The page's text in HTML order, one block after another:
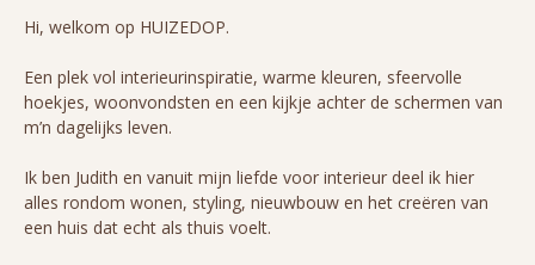
Hi, welkom op HUIZEDOP.
Een plek vol interieurinspiratie, warme kleuren, sfeervolle
hoekjes, woonvondsten en een kijkje achter de schermen van
m’n dagelijks leven.
Ik ben Judith en vanuit mijn liefde voor interieur deel ik hier
alles rondom wonen, styling, nieuwbouw en het creëren van
een huis dat echt als thuis voelt.